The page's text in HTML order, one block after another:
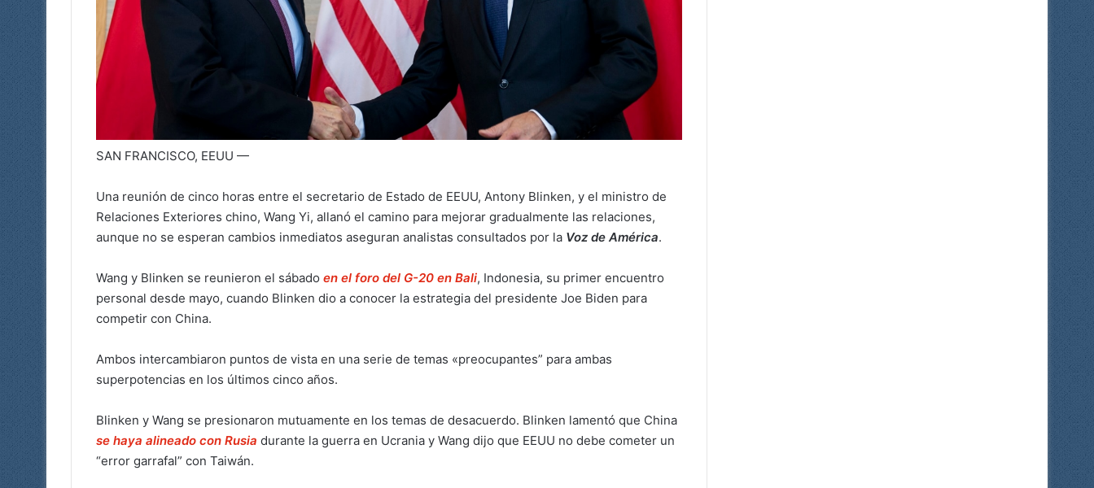
SAN FRANCISCO, EEUU —
Una reunión de cinco horas entre el secretario de Estado de EEUU, Antony Blinken, y el ministro de
Relaciones Exteriores chino, Wang Yi, allanó el camino para mejorar gradualmente las relaciones,
aunque no se esperan cambios inmediatos aseguran analistas consultados por la Voz de América.
Wang y Blinken se reunieron el sábado en el foro del G-20 en Bali, Indonesia, su primer encuentro
personal desde mayo, cuando Blinken dio a conocer la estrategia del presidente Joe Biden para
competir con China.
Ambos intercambiaron puntos de vista en una serie de temas «preocupantes” para ambas
superpotencias en los últimos cinco años.
Blinken y Wang se presionaron mutuamente en los temas de desacuerdo. Blinken lamentó que China
se haya alineado con Rusia durante la guerra en Ucrania y Wang dijo que EEUU no debe cometer un
“error garrafal” con Taiwán.